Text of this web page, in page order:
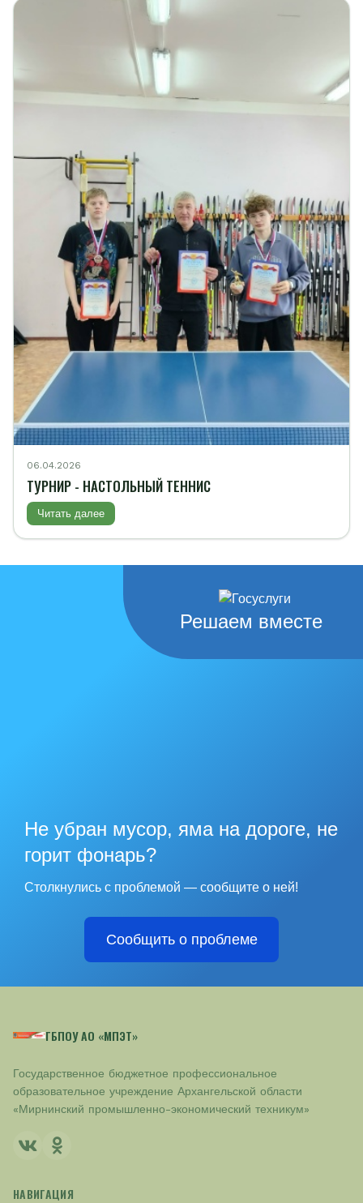
06.04.2026
ТУРНИР - НАСТОЛЬНЫЙ ТЕННИС
Читать далее
Решаем вместе
Не убран мусор, яма на дороге, не
горит фонарь?
Столкнулись с проблемой — сообщите о ней!
Сообщить о проблеме
ГБПОУ АО «МПЭТ»
Государственное бюджетное профессиональное
образовательное учреждение Архангельской области
«Мирнинский промышленно-экономический техникум»
НАВИГАЦИЯ